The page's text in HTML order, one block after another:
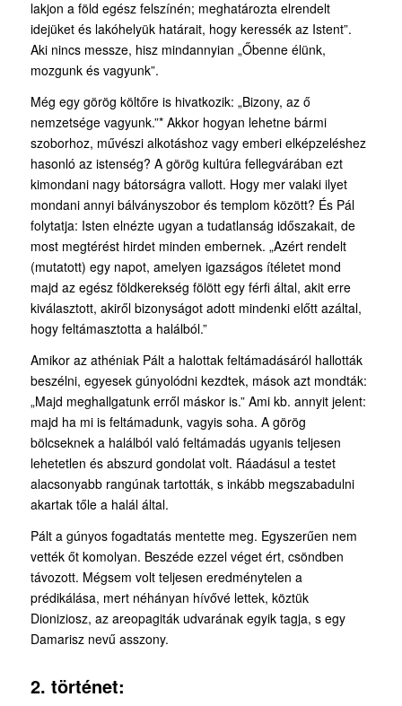
lakjon a föld egész felszínén; meghatározta elrendelt
idejüket és lakóhelyük határait, hogy keressék az Istent”.
Aki nincs messze, hisz mindannyian „Őbenne élünk,
mozgunk és vagyunk”.
Még egy görög költőre is hivatkozik: „Bizony, az ő
nemzetsége vagyunk.”* Akkor hogyan lehetne bármi
szoborhoz, művészi alkotáshoz vagy emberi elképzeléshez
hasonló az istenség? A görög kultúra fellegvárában ezt
kimondani nagy bátorságra vallott. Hogy mer valaki ilyet
mondani annyi bálványszobor és templom között? És Pál
folytatja: Isten elnézte ugyan a tudatlanság időszakait, de
most megtérést hirdet minden embernek. „Azért rendelt
(mutatott) egy napot, amelyen igazságos ítéletet mond
majd az egész földkerekség fölött egy férfi által, akit erre
kiválasztott, akiről bizonyságot adott mindenki előtt azáltal,
hogy feltámasztotta a halálból.”
Amikor az athéniak Pált a halottak feltámadásáról hallották
beszélni, egyesek gúnyolódni kezdtek, mások azt mondták:
„Majd meghallgatunk erről máskor is.” Ami kb. annyit jelent:
majd ha mi is feltámadunk, vagyis soha. A görög
bölcseknek a halálból való feltámadás ugyanis teljesen
lehetetlen és abszurd gondolat volt. Ráadásul a testet
alacsonyabb rangúnak tartották, s inkább megszabadulni
akartak tőle a halál által.
Pált a gúnyos fogadtatás mentette meg. Egyszerűen nem
vették őt komolyan. Beszéde ezzel véget ért, csöndben
távozott. Mégsem volt teljesen eredménytelen a
prédikálása, mert néhányan hívővé lettek, köztük
Dioniziosz, az areopagiták udvarának egyik tagja, s egy
Damarisz nevű asszony.
2. történet: